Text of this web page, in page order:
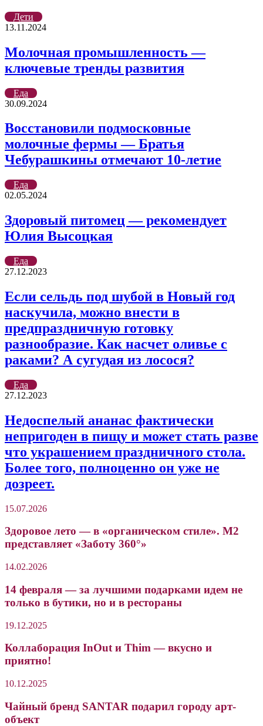
Дети
13.11.2024
Молочная промышленность —
ключевые тренды развития
Еда
30.09.2024
Восстановили подмосковные
молочные фермы — Братья
Чебурашкины отмечают 10-летие
Еда
02.05.2024
Здоровый питомец — рекомендует
Юлия Высоцкая
Еда
27.12.2023
Если сельдь под шубой в Новый год
наскучила, можно внести в
предпраздничную готовку
разнообразие. Как насчет оливье с
раками? А сугудая из лосося?
Еда
27.12.2023
Недоспелый ананас фактически
непригоден в пищу и может стать разве
что украшением праздничного стола.
Более того, полноценно он уже не
дозреет.
15.07.2026
Здоровое лето — в «органическом стиле». М2
представляет «Заботу 360°»
14.02.2026
14 февраля — за лучшими подарками идем не
только в бутики, но и в рестораны
19.12.2025
Коллаборация InOut и Thim — вкусно и
приятно!
10.12.2025
Чайный бренд SANTAR подарил городу арт-
объект